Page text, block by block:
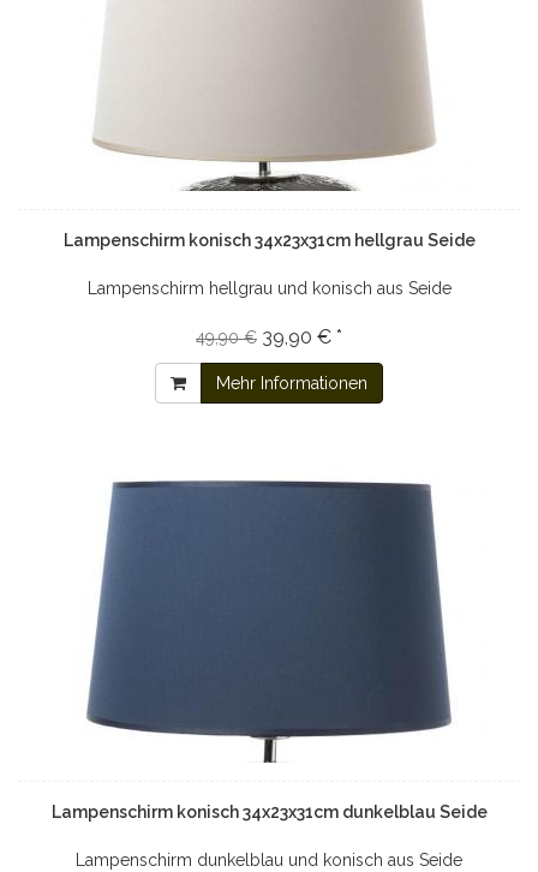
Lampenschirm konisch 34x23x31cm hellgrau Seide
Lampenschirm hellgrau und konisch aus Seide
49,90 € 39,90 € *
Mehr Informationen
Lampenschirm konisch 34x23x31cm dunkelblau Seide
Lampenschirm dunkelblau und konisch aus Seide